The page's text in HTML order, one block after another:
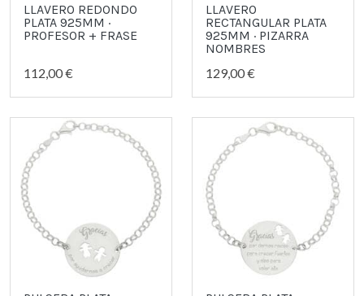
LLAVERO REDONDO
PLATA 925MM ·
PROFESOR + FRASE
112,00 €
LLAVERO
RECTANGULAR PLATA
925MM · PIZARRA
NOMBRES
129,00 €